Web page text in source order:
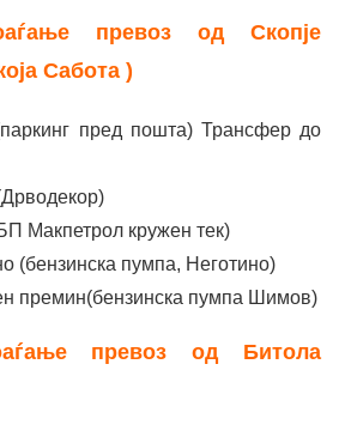
превоз од Скопје
Сабота )
пред пошта) Трансфер до
Макпетрол кружен тек)
(бензинска пумпа, Неготино)
премин(бензинска пумпа Шимов)
превоз од Битола